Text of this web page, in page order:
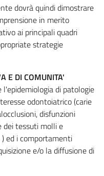
dovrà quindi dimostrare
in merito
ai principali quadri
strategie
E DI COMUNITA'
di patologie
odontoiatrico (carie
disfunzioni
dei tessuti molli e
ed i comportamenti
e/o la diffusione di